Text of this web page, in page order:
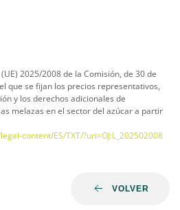
2025/2008 de la Comisión, de 30 de
que se fijan los precios representativos,
y los derechos adicionales de
melazas en el sector del azúcar a partir
content/ES/TXT/?uri=OJ:L_202502008
VOLVER